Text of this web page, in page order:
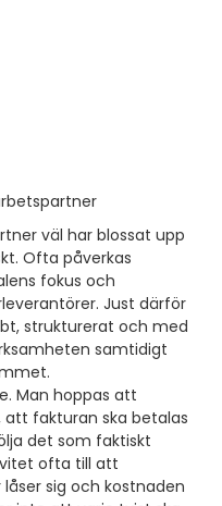
väl har blossat upp
Ofta påverkas
fokus och
Just därför
strukturerat och med
samtidigt
Man hoppas att
fakturan ska betalas
det som faktiskt
ofta till att
sig och kostnaden